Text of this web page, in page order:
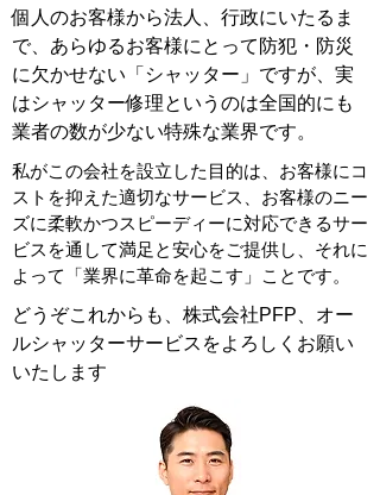
個人のお客様から法人、行政にいたるま
で、あらゆるお客様にとって防犯・防災
に欠かせない「シャッター」ですが、実
はシャッター修理というのは全国的にも
業者の数が少ない特殊な業界です。
私がこの会社を設立した目的は、お客様にコ
ストを抑えた適切なサービス、お客様のニー
ズに柔軟かつスピーディーに対応できるサー
ビスを通して満足と安心をご提供し、それに
よって「業界に革命を起こす」ことです。
どうぞこれからも、株式会社PFP、オー
ルシャッターサービスをよろしくお願い
いたします